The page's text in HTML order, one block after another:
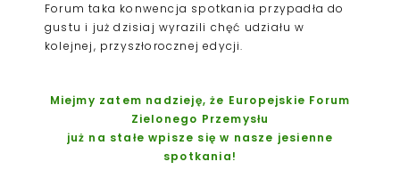
Forum taka konwencja spotkania przypadła do
gustu i już dzisiaj wyrazili chęć udziału w
kolejnej, przyszłorocznej edycji.
Miejmy zatem nadzieję, że Europejskie Forum
Zielonego Przemysłu
już na stałe wpisze się w nasze jesienne
spotkania!